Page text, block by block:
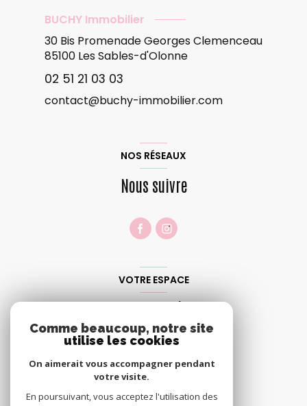
BUCHY Immobilier
30 Bis Promenade Georges Clemenceau
85100 Les Sables-d'Olonne
02 51 21 03 03
contact@buchy-immobilier.com
NOS RÉSEAUX
Nous suivre
VOTRE ESPACE
Comme beaucoup, notre site
utilise les cookies
On aimerait vous accompagner pendant
votre visite.
En poursuivant, vous acceptez l'utilisation des